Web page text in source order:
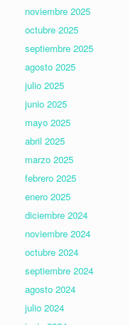
noviembre 2025
octubre 2025
septiembre 2025
agosto 2025
julio 2025
junio 2025
mayo 2025
abril 2025
marzo 2025
febrero 2025
enero 2025
diciembre 2024
noviembre 2024
octubre 2024
septiembre 2024
agosto 2024
julio 2024